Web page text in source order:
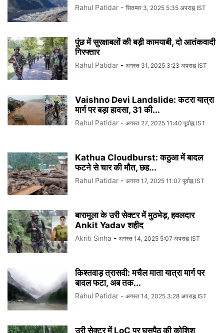
Rahul Patidar - सितम्बर 3, 2025 5:35 अपराह्न IST
पुंछ में सुरक्षाबलों की बड़ी कामयाबी, दो आतंकवादी
गिरफ्तार
Rahul Patidar - अगस्त 31, 2025 3:23 अपराह्न IST
Vaishno Devi Landslide: कटरा यात्रा
मार्ग पर बड़ा हादसा, 31 की...
Rahul Patidar - अगस्त 27, 2025 11:40 पूर्वाह्न IST
Kathua Cloudburst: कठुआ में बादल
फटने से चार की मौत, छह...
Rahul Patidar - अगस्त 17, 2025 11:07 पूर्वाह्न IST
बारामूला के उरी सेक्टर में मुठभेड़, हवलदार
Ankit Yadav शहीद
Akriti Sinha - अगस्त 14, 2025 5:07 अपराह्न IST
किश्तवाड़ त्रासदी: मचैल माता यात्रा मार्ग पर
बादल फटा, अब तक...
Rahul Patidar - अगस्त 14, 2025 3:28 अपराह्न IST
उरी सेक्टर में LoC पर घुसपैठ की कोशिश